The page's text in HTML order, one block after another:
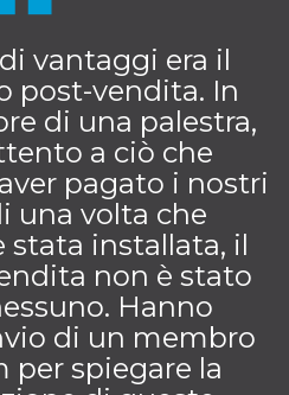
vantaggi era il
post-vendita. In
di una palestra,
a ciò che
pagato i nostri
una volta che
stata installata, il
non è stato
Hanno
di un membro
per spiegare la